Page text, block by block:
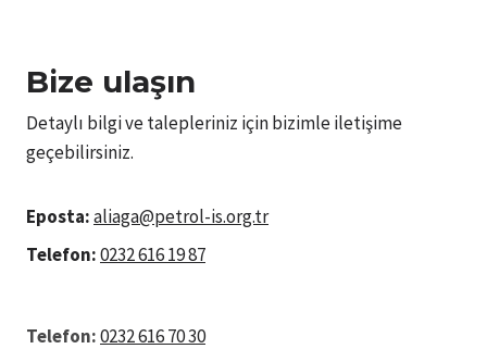
Bize ulaşın
Detaylı bilgi ve talepleriniz için bizimle iletişime
geçebilirsiniz.
Eposta:aliaga@petrol-is.org.tr
Telefon:0232 616 19 87
Telefon:0232 616 70 30